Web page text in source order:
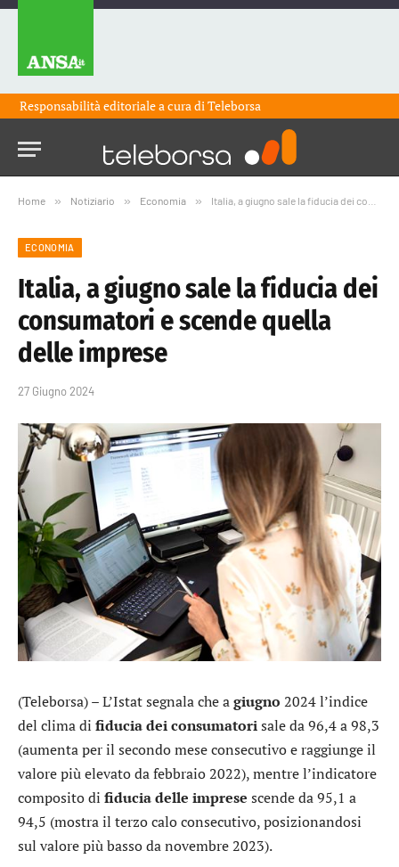
Responsabilità editoriale a cura diTeleborsa
Home » Notiziario » Economia » Italia, a giugno sale la fiducia dei consumatori e scende quella delle imprese
ECONOMIA
Italia, a giugno sale la fiducia dei
consumatori e scende quella
delle imprese
27 Giugno 2024
(Teleborsa) – L’Istat segnala che agiugno 2024 l’indice
del clima di fiducia dei consumatorisale da 96,4 a 98,3
(aumenta per il secondo mese consecutivo e raggiunge il
valore più elevato da febbraio 2022), mentre l’indicatore
composito di fiducia delle imprese scende da 95,1 a
94,5 (mostra il terzo calo consecutivo, posizionandosi
sul valore più basso da novembre 2023).